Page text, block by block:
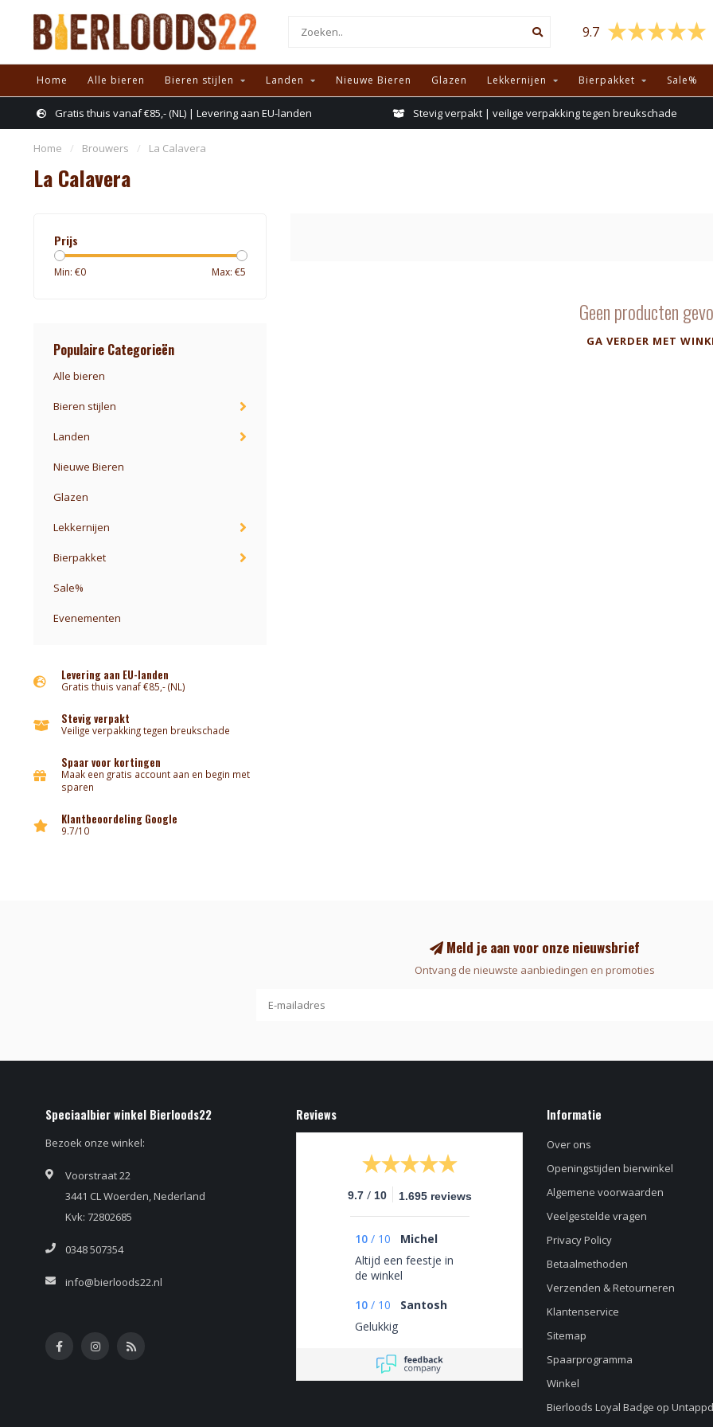
9.7
Home Alle bieren Bieren stijlen Landen Nieuwe Bieren Glazen Lekkernijen Bierpakket Sale%
Gratis thuis vanaf €85,- (NL) | Levering aan EU-landen Stevig verpakt | veilige verpakking tegen breukschade
Home / Brouwers / La Calavera
La Calavera
Prijs
Min: €0 Max: €5
Populaire Categorieën
Alle bieren
Bieren stijlen
Landen
Nieuwe Bieren
Glazen
Lekkernijen
Bierpakket
Sale%
Evenementen
Levering aan EU-landen
Gratis thuis vanaf €85,- (NL)
Stevig verpakt
Veilige verpakking tegen breukschade
Spaar voor kortingen
Maak een gratis account aan en begin met
sparen
Klantbeoordeling Google
9.7/10
Geen producten
GA VERDER MET
Meld je aan voor onze nieuwsbrief
Ontvang de nieuwste aanbiedingen en promoties
Speciaalbier winkel Bierloods22
Bezoek onze winkel:
Voorstraat 22
3441 CL Woerden, Nederland
Kvk: 72802685
0348 507354
info@bierloods22.nl
Reviews
9.7 / 10 1.695 reviews
10 / 10
Michel
Altijd een feestje in
de winkel
10 / 10
Santosh
Gelukkig
Informatie
Over ons
Openingstijden bierwinkel
Algemene voorwaarden
Veelgestelde vragen
Privacy Policy
Betaalmethoden
Verzenden & Retourneren
Klantenservice
Sitemap
Spaarprogramma
Winkel
Bierloods Loyal Badge op Untappd